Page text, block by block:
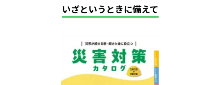
いざというときに備えて